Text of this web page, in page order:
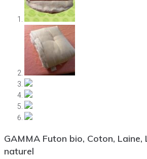
GAMMA Futon bio, Coton, Laine,
naturel